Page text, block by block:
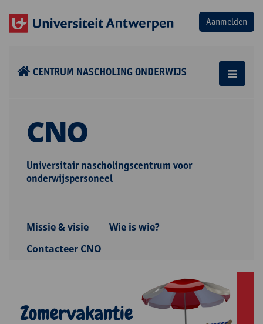
CENTRUM NASCHOLING ONDERWIJS
CNO
Universitair nascholingscentrum voor
onderwijspersoneel
Missie & visie
Wie is wie?
Contacteer CNO